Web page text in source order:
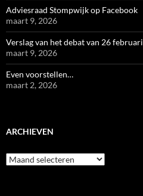
Adviesraad Stompwijk op Facebook
maart 9, 2026
Verslag van het debat van 26 februari
maart 9, 2026
Even voorstellen…
maart 2, 2026
ARCHIEVEN
Archieven